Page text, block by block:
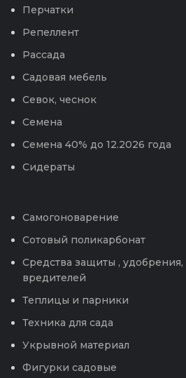
Перчатки
Репеллент
Рассада
Садовая мебель
Севок, чеснок
Семена
Семена 40% до 12.2026 года
Сидераты
Самогоноварение
Сотовый поликарбонат
Средства защиты , удобрения,
вредителей
Теплицы и парники
Техника для сада
Укрывной материал
Фигурки садовые